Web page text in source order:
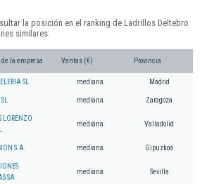
la posición en el ranking de Ladrillos Deltebro
similares:
de la empresa Ventas (€) Provincia
SL. mediana Madrid
mediana Zaragoza
LORENZO
mediana Valladolid
S.A. mediana Gipuzkoa
SA
mediana Sevilla